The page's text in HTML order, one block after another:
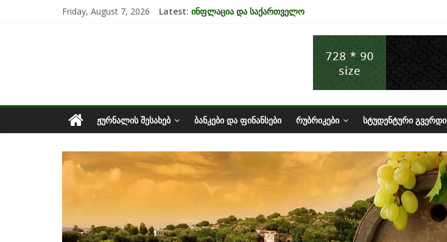
Friday, August 7, 2026 Latest: ინფლაცია და საქართველო
მიგრაციისა და ეკონომიკის ურთიერთკავშირი
EU-ის კანდიდატის სტატუსის ეკონომიკური სარგებელი
უძრავი ქონების ბაზარი საქართველოში
ᲟᲣᲠᲜᲐᲚᲘᲡ ᲨᲔᲡᲐᲮᲔᲑ ᲑᲐᲜᲙᲔᲑᲘ ᲓᲐ ᲤᲘᲜᲐᲜᲡᲔᲑᲘ ᲠᲣᲑᲠᲘᲙᲔᲑᲘ ᲡᲢᲣᲓᲔᲜᲢᲣᲠᲘ ᲒᲕᲔᲠᲓᲘ